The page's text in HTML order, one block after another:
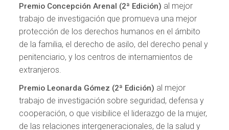
Premio Concepción Arenal (2ª Edición) al mejor
trabajo de investigación que promueva una mejor
protección de los derechos humanos en el ámbito
de la familia, el derecho de asilo, del derecho penal y
penitenciario, y los centros de internamientos de
extranjeros.
Premio Leonarda Gómez (2ª Edición) al mejor
trabajo de investigación sobre seguridad, defensa y
cooperación, o que visibilice el liderazgo de la mujer,
de las relaciones intergeneracionales, de la salud y